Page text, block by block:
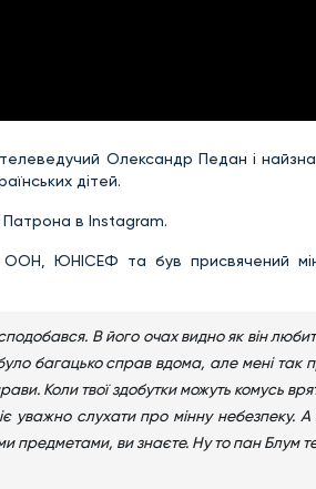
телеведучий Олександр Педан і
дітей.
Патрона в Instagram.
ЮНІСЕФ та був присвячений
В його очах видно як він
багацько справ вдома, але мені
Коли твої здобутки можуть комусь
уважно слухати про мінну
предметами, ви знаєте. Ну то пан Блум